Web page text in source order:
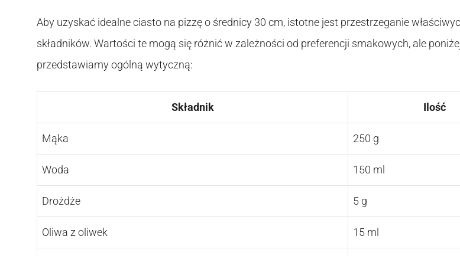
Aby uzyskać idealne ciasto na pizzę o średnicy 30 cm, istotne jest przestrzeganie
składników. Wartości te mogą się różnić w zależności od preferencji smakowych, ale
przedstawiamy ogólną wytyczną:
Składnik Ilość
Mąka 250 g
Woda 150 ml
Drożdże 5 g
Oliwa z oliwek 15 ml